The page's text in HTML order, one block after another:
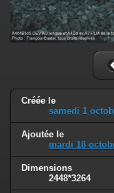
Créée le
samedi 1
Ajoutée le
mardi 18
Dimensions
2448*3264